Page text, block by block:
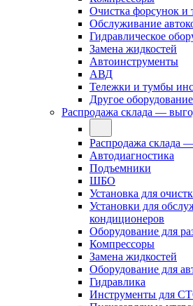
Очистка форсунок и
Обслуживание
Гидравлическое
Замена жидкостей
Автоинструменты
АВД
Тележки и тумбы
Другое
Распродажа склада —
Распродажа склада
Автодиагностика
Подъемники
ШБО
Установка для
Установки для
кондиционеров
Оборудование для
Компрессоры
Замена жидкостей
Оборудование для
Гидравлика
Инструменты для